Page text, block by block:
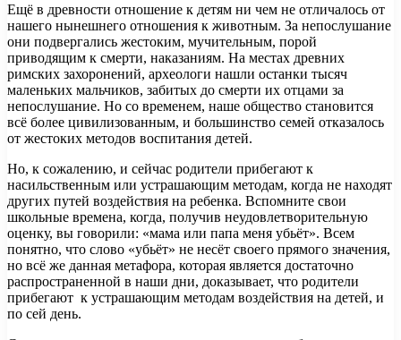
Ещё в древности отношение к детям ни чем не отличалось от
нашего нынешнего отношения к животным. За непослушание
они подвергались жестоким, мучительным, порой
приводящим к смерти, наказаниям. На местах древних
римских захоронений, археологи нашли останки тысяч
маленьких мальчиков, забитых до смерти их отцами за
непослушание. Но со временем, наше общество становится
всё более цивилизованным, и большинство семей отказалось
от жестоких методов воспитания детей.
Но, к сожалению, и сейчас родители прибегают к
насильственным или устрашающим методам, когда не находят
других путей воздействия на ребенка. Вспомните свои
школьные времена, когда, получив неудовлетворительную
оценку, вы говорили: «мама или папа меня убьёт». Всем
понятно, что слово «убьёт» не несёт своего прямого значения,
но всё же данная метафора, которая является достаточно
распространенной в наши дни, доказывает, что родители
прибегают к устрашающим методам воздействия на детей, и
по сей день.